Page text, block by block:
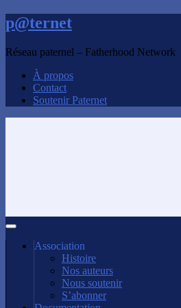
p@ternet
Réseau paternel – Fatherhood Network
À propos
Contact
Soutenir Paternet
Association
Histoire
Nos auteurs
Nous soutenir
S’abonner